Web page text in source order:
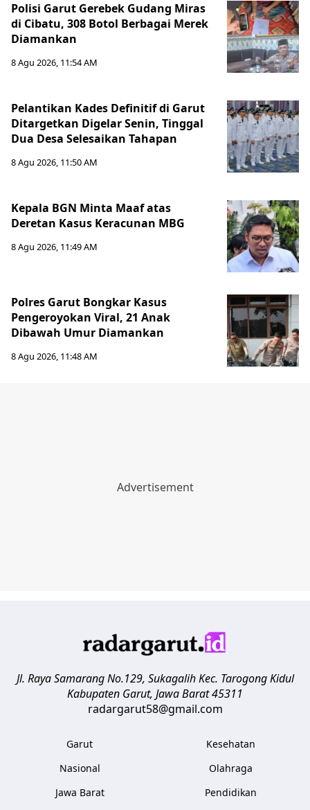
Polisi Garut Gerebek Gudang Miras
di Cibatu, 308 Botol Berbagai Merek
Diamankan
8 Agu 2026, 11:54 AM
Pelantikan Kades Definitif di Garut
Ditargetkan Digelar Senin, Tinggal
Dua Desa Selesaikan Tahapan
8 Agu 2026, 11:50 AM
Kepala BGN Minta Maaf atas
Deretan Kasus Keracunan MBG
8 Agu 2026, 11:49 AM
Polres Garut Bongkar Kasus
Pengeroyokan Viral, 21 Anak
Dibawah Umur Diamankan
8 Agu 2026, 11:48 AM
Jl. Raya Samarang No.129, Sukagalih Kec. Tarogong Kidul
Kabupaten Garut, Jawa Barat45311
radargarut58@gmail.com
Garut
Nasional
Jawa Barat
Kesehatan
Olahraga
Pendidikan